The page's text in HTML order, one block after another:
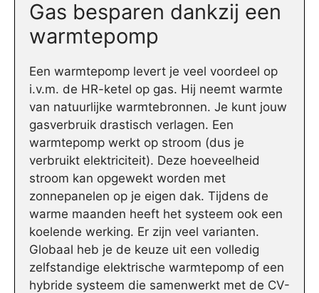
Gas besparen dankzij een
warmtepomp
Een warmtepomp levert je veel voordeel op
i.v.m. de HR-ketel op gas. Hij neemt warmte
van natuurlijke warmtebronnen. Je kunt jouw
gasverbruik drastisch verlagen. Een
warmtepomp werkt op stroom (dus je
verbruikt elektriciteit). Deze hoeveelheid
stroom kan opgewekt worden met
zonnepanelen op je eigen dak. Tijdens de
warme maanden heeft het systeem ook een
koelende werking. Er zijn veel varianten.
Globaal heb je de keuze uit een volledig
zelfstandige elektrische warmtepomp of een
hybride systeem die samenwerkt met de CV-